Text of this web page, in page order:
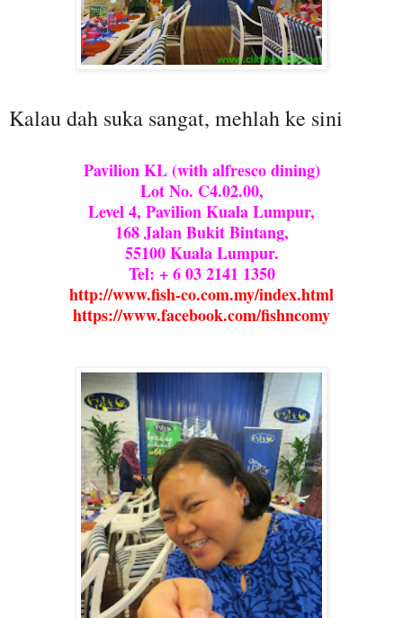
Kalau dah suka sangat, mehlah ke sini
Pavilion KL (with alfresco dining)
Lot No. C4.02.00,
Level 4, Pavilion Kuala Lumpur,
168 Jalan Bukit Bintang,
55100 Kuala Lumpur.
Tel: + 6 03 2141 1350
http://www.fish-co.com.my/index.html
https://www.facebook.com/fishncomy